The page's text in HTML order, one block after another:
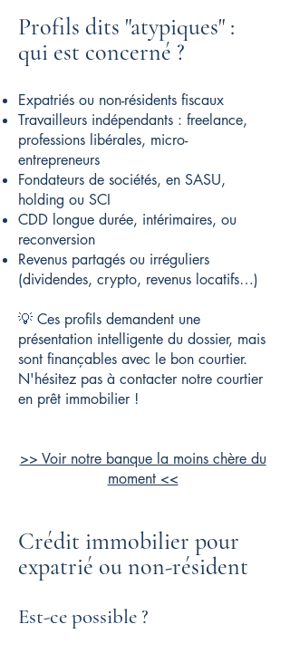
Profils dits "atypiques" :
qui est concerné ?
Expatriés ou non-résidents fiscaux
Travailleurs indépendants : freelance,
professions libérales, micro-
entrepreneurs
Fondateurs de sociétés, en SASU,
holding ou SCI
CDD longue durée, intérimaires, ou
reconversion
Revenus partagés ou irréguliers
(dividendes, crypto, revenus locatifs…)
💡 Ces profils demandent une
présentation intelligente du dossier, mais
sont finançables avec le bon courtier.
N'hésitez pas à contacter notre courtier
en prêt immobilier !
>> Voir notre banque la moins chère du
moment <<
Crédit immobilier pour
expatrié ou non-résident
Est-ce possible ?